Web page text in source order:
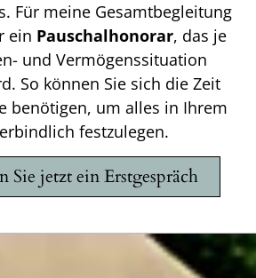
Für meine Gesamtbegleitung
ein Pauschalhonorar, das je
und Vermögenssituation
So können Sie sich die Zeit
benötigen, um alles in Ihrem
festzulegen.
Sie jetzt ein Erstgespräch